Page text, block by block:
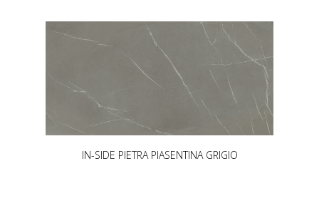
IN-SIDE PIETRA PIASENTINA GRIGIO